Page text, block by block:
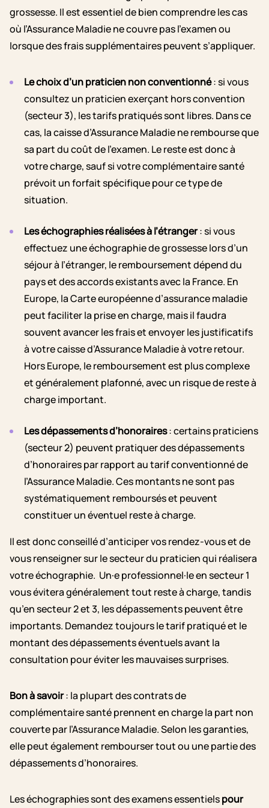
grossesse. Il est essentiel de bien comprendre les cas
où l’Assurance Maladie ne couvre pas l’examen ou
lorsque des frais supplémentaires peuvent s’appliquer.
Le choix d’un praticien non conventionné: si vous
consultez un praticien exerçant hors convention
(secteur 3), les tarifs pratiqués sont libres. Dans ce
cas, la caisse d’Assurance Maladie ne rembourse que
sa part du coût de l’examen. Le reste est donc à
votre charge, sauf si votre complémentaire santé
prévoit un forfait spécifique pour ce type de
situation.
Les échographies réalisées à l’étranger: si vous
effectuez une échographie de grossesse lors d’un
séjour à l’étranger, le remboursement dépend du
pays et des accords existants avec la France. En
Europe, la Carte européenne d’assurance maladie
peut faciliter la prise en charge, mais il faudra
souvent avancer les frais et envoyer les justificatifs
à votre caisse d’Assurance Maladie à votre retour.
Hors Europe, le remboursement est plus complexe
et généralement plafonné, avec un risque de reste à
charge important.
Les dépassements d’honoraires: certains praticiens
(secteur 2) peuvent pratiquer des dépassements
d’honoraires par rapport au tarif conventionné de
l’Assurance Maladie. Ces montants ne sont pas
systématiquement remboursés et peuvent
constituer un éventuel reste à charge.
Il est donc conseillé d’anticiper vos rendez-vous et de
vous renseigner sur le secteur du praticien qui réalisera
votre échographie. Un·e professionnel·le en secteur 1
vous évitera généralement tout reste à charge, tandis
qu’en secteur 2 et 3, les dépassements peuvent être
importants. Demandez toujours le tarif pratiqué et le
montant des dépassements éventuels avant la
consultation pour éviter les mauvaises surprises.
Bon à savoir: la plupart des contrats de
complémentaire santé prennent en charge la part non
couverte par l’Assurance Maladie. Selon les garanties,
elle peut également rembourser tout ou une partie des
dépassements d’honoraires.
Les échographies sont des examens essentielspour